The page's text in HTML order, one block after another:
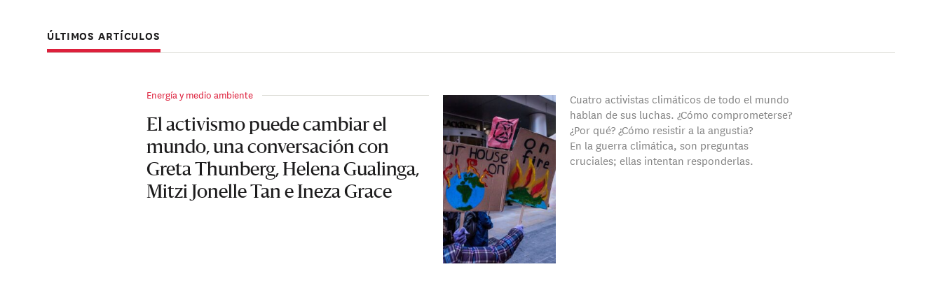
ÚLTIMOS ARTÍCULOS
Energía y medio ambiente
El activismo puede cambiar el
mundo, una conversación con
Greta Thunberg, Helena Gualinga,
Mitzi Jonelle Tan e Ineza Grace
Cuatro activistas climáticos de todo el mundo
hablan de sus luchas. ¿Cómo comprometerse?
¿Por qué? ¿Cómo resistir a la angustia?
En la guerra climática, son preguntas
cruciales; ellas intentan responderlas.